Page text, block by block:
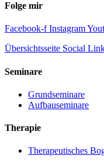
Folge mir
Facebook-f Instagram
Übersichtsseite Social
Seminare
Grundseminare
Aufbauseminare
Therapie
Therapeutisches